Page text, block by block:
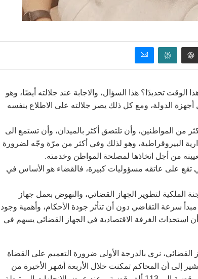
تحديدًا؟ هذا السؤال، والاجابة عند جلالته أيضًا، وهو
أجهزة الدولة، ومع كل ذلك يصر جلالته على الاطلاع بنفسه
من المواطنين، وأن تلتصق أكثر بالميدان، وأن تستمع الى
البيروقراطية، وهو لذلك وفي أكثر من مرّة وجّه لضرورة
من أجل اتخاذها لمصلحة المواطن وخدمته.
تقع على عاتقه مسؤوليات كبيرة، فالقضاء هو الأساس في
الملكية لتطوير الجهاز القضائي، والنهوض بعمل جهاز
سرعة التقاضي دون أن تتأثر جودة الأحكام، وأهمية وجود
أن استحداث الغرفة الاقتصادية في الجهاز القضائي يسهم في
القضائي، نرى بالدرجة الأولى ضرورة التعميم على القضاة
إلى أن المحاكم تمكنت خلال الأربعة أشهر الأخيرة من